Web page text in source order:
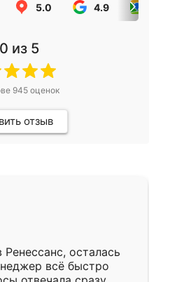
5.0 4.9
из 5
945оценок
отзыв
осталась
всё быстро